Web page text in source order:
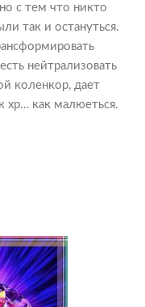
с тем что никто
так и остануться.
нейтрализовать
коленкор, дает
хр… как малюеться.